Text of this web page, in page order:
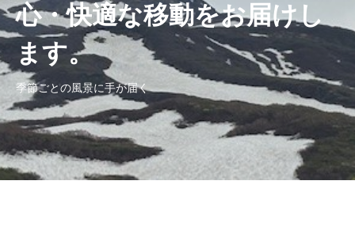
心・快適な移動をお届けし
ます。
季節ごとの風景に手が届く